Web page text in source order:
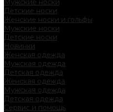
Мужские носки
Детские носки
Женские носки и гольфы
Мужские носки
Детские носки
Новинки
Женская одежда
Мужская одежда
Детская одежда
Женская одежда
Мужская одежда
Детская одежда
Сервис и помощь